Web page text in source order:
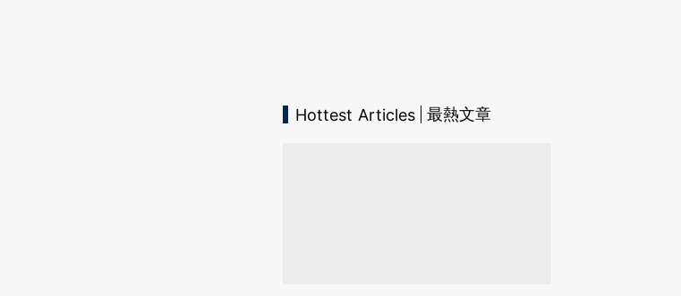
Hottest Articles 最熱文章